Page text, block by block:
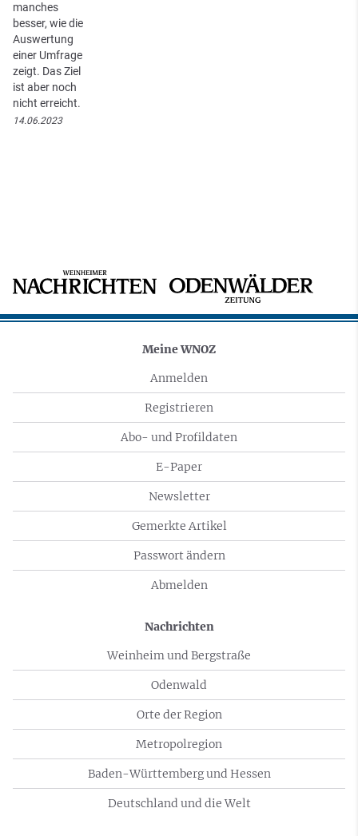
manches
besser, wie die
Auswertung
einer Umfrage
zeigt. Das Ziel
ist aber noch
nicht erreicht.
14.06.2023
Meine WNOZ
Anmelden
Registrieren
Abo- und Profildaten
E-Paper
Newsletter
Gemerkte Artikel
Passwort ändern
Abmelden
Nachrichten
Weinheim und Bergstraße
Odenwald
Orte der Region
Metropolregion
Baden-Württemberg und Hessen
Deutschland und die Welt